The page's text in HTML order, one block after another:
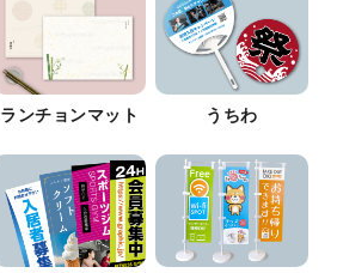
ランチョンマット うちわ